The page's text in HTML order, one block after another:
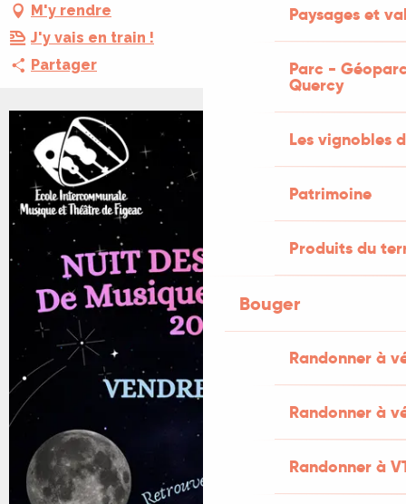
Paysages et
Parc -
Quercy
Les vignobles
Patrimoine
Produits du
Bouger
Randonner à
Randonner à
Randonner à
M'y rendre
J'y vais en train !
Partager